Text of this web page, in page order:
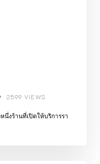
2599 VIEWS
งร้านที่เปิดให้บริการรา